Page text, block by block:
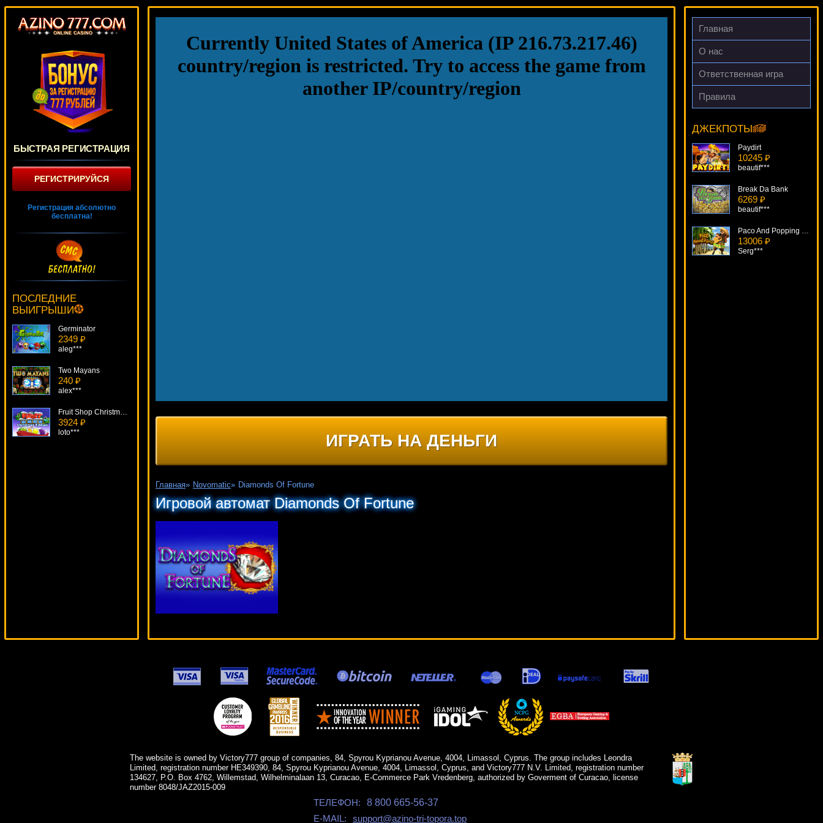
ИГРАТЬ НА ДЕНЬГИ
Главная» Novomatic» Diamonds Of Fortune
Игровой автомат Diamonds Of Fortune
БЫСТРАЯ РЕГИСТРАЦИЯ
РЕГИСТРИРУЙСЯ
Регистрация абсолютно
бесплатна!
ПОСЛЕДНИЕ
ВЫИГРЫШИ
1155 ₽
sgvwood***
Germinator
2349 ₽
aleg***
Two Mayans
240 ₽
alex***
Fruit Shop Christmas Edition
3924 ₽
loto***
Главная
О нас
Ответственная игра
Правила
ДЖЕКПОТЫ
Firehouse Hounds
SmileLow***
Paydirt
10245 ₽
beautif***
Break Da Bank
6269 ₽
beautif***
Paco And Popping Peppers
13006 ₽
Serg***
The website is owned by Victory777 group of companies, 84, Spyrou Kyprianou Avenue, 4004, Limassol, Cyprus. The group includes Leondra
Limited, registration number HE349390, 84, Spyrou Kyprianou Avenue, 4004, Limassol, Cyprus, and Victory777 N.V. Limited, registration number
134627, P.O. Box 4762, Willemstad, Wilhelminalaan 13, Curacao, E-Commerce Park Vredenberg, authorized by Goverment of Curacao, license
number 8048/JAZ2015-009
ТЕЛЕФОН:
8 800 665-56-37
E-MAIL:
support@azino-tri-topora.top